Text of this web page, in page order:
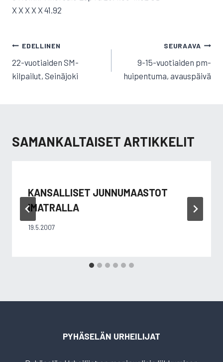
X X X X X 41.92
ARTIKKELIEN
SELAUS
EDELLINEN
22-vuotiaiden SM-
kilpailut, Seinäjoki
SEURAAVA
9-15-vuotiaiden pm-
huipentuma, avauspäivä
SAMANKALTAISET ARTIKKELIT
KANSALLISET JUNNUMAASTOT
IMATRALLA
19.5.2007
PYHÄSELÄN URHEILIJAT